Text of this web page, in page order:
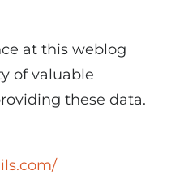
at this weblog
of valuable
these data.